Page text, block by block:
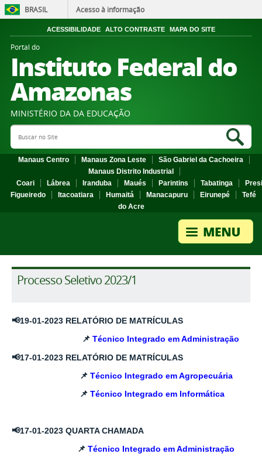
BRASIL Acesso à informação
ACESSIBILIDADE ALTO CONTRASTE MAPA DO SITE
Portal do
Instituto Federal do
Amazonas
MINISTÉRIO DA DA EDUCAÇÃO
Search Site
Manaus Centro Manaus Zona Leste
São Gabriel da Cachoeira
Manaus Distrito Industrial
Coari
Lábrea Iranduba Maués Parintins Tabatinga
Figueiredo
Itacoatiara Humaitá Manacapuru Eirunepé
Tefé
do Acre
Processo Seletivo 2023/1
📢19-01-2023 RELATÓRIO DE MATRÍCULAS
📌 Técnico Integrado em Administração
📢17-01-2023 RELATÓRIO DE MATRÍCULAS
📌 Técnico Integrado em Agropecuária
📌 Técnico Integrado em Informática
📢17-01-2023 QUARTA CHAMADA
📌 Técnico Integrado em Administração